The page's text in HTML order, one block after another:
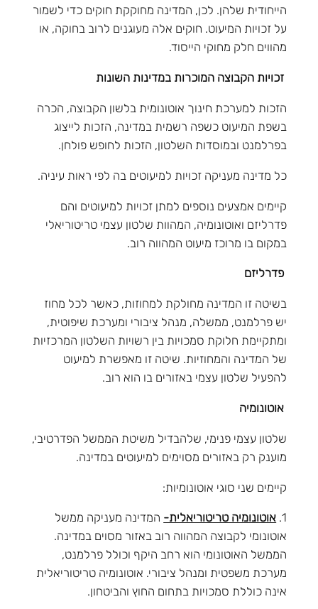
הייחודית שלהן. לכן, המדינה מחוקקת חוקים כדי לשמור
על זכויות המיעוט. חוקים אלה מעוגנים לרוב בחוקה, או
מהווים חלק מחוקי הייסוד.
זכויות הקבוצה המוכרות במדינות השונות
הזכות למערכת חינוך אוטונומית בלשון הקבוצה, הכרה
בשפת המיעוט כשפה רשמית במדינה, הזכות לייצוג
בפרלמנט ובמוסדות השלטון, הזכות לחופש פולחן.
כל מדינה מעניקה זכויות למיעוטים בה לפי ראות עיניה.
קיימים אמצעים נוספים למתן זכויות למיעוטים והם
פדרליזם ואוטונומיה, המהוות שלטון עצמי טריטוריאלי
במקום בו מרוכז מיעוט המהווה רוב.
פדרליזם
בשיטה זו המדינה מחולקת למחוזות, כאשר לכל מחוז
יש פרלמנט, ממשלה, מנהל ציבורי ומערכת שיפוטית,
ומתקיימת חלוקת סמכויות בין רשויות השלטון המרכזיות
של המדינה והמחוזיות. שיטה זו מאפשרת למיעוט
להפעיל שלטון עצמי באזורים בו הוא רוב.
אוטונומיה
שלטון עצמי פנימי, שלהבדיל משיטת הממשל הפדרטיבי,
מוענק רק באזורים מסוימים למיעוטים במדינה.
קיימים שני סוגי אוטונומיות:
1. אוטונומיה טריטוריאלית- המדינה מעניקה ממשל
אוטונומי לקבוצה המהווה רוב באזור מסוים במדינה.
הממשל האוטונומי הוא רחב היקף וכולל פרלמנט,
מערכת משפטית ומנהל ציבורי. אוטונומיה טריטוריאלית
אינה כוללת סמכויות בתחום החוץ והביטחון.